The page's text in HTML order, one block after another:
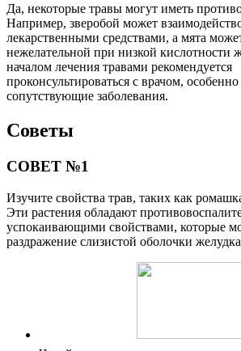
Да, некоторые травы могут иметь
Например, зверобой может
лекарственными средствами, а мята
нежелательной при низкой кислотности
началом лечения травами рекомендуется
проконсультироваться с врачом, особенно
сопутствующие заболевания.
Советы
СОВЕТ №1
Изучите свойства трав, таких как
Эти растения обладают
успокаивающими свойствами, которые
раздражение слизистой оболочки